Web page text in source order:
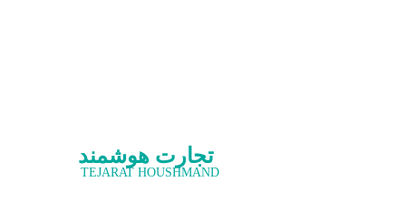
تجارت هوشمند
TEJARAT HOUSHMAND